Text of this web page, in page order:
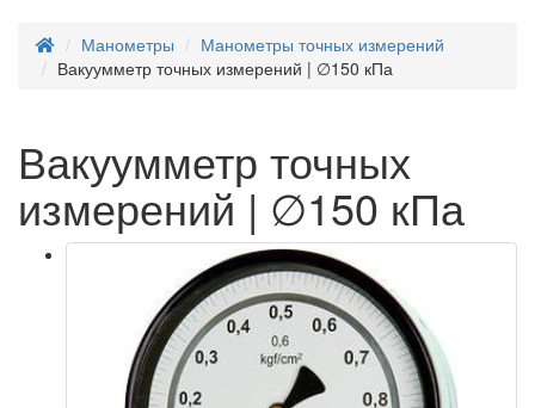
Манометры
Манометры точных измерений
Вакуумметр точных измерений | ∅150 кПа
Вакуумметр точных
измерений | ∅150 кПа